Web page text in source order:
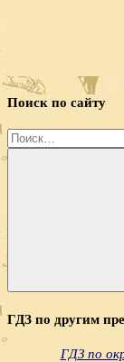
Поиск по сайту
Найти:
ГДЗ по другим
ГДЗ по